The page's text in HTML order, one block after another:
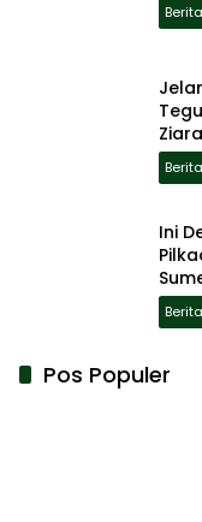
Berita
Berita
Ini
Berita
Pos Populer